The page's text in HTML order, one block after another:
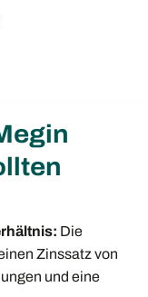
Die
Zinssatz von
und eine